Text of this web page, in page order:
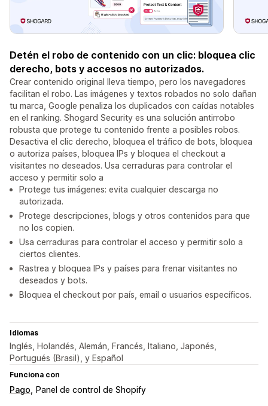
Detén el robo de contenido con un clic: bloquea clic
derecho, bots y accesos no autorizados.
Crear contenido original lleva tiempo, pero los navegadores
facilitan el robo. Las imágenes y textos robados no solo dañan
tu marca, Google penaliza los duplicados con caídas notables
en el ranking. Shogard Security es una solución antirrobo
robusta que protege tu contenido frente a posibles robos.
Desactiva el clic derecho, bloquea el tráfico de bots, bloquea
o autoriza países, bloquea IPs y bloquea el checkout a
visitantes no deseados. Usa cerraduras para controlar el
acceso y permitir solo a
Protege tus imágenes: evita cualquier descarga no
autorizada.
Protege descripciones, blogs y otros contenidos para que
no los copien.
Usa cerraduras para controlar el acceso y permitir solo a
ciertos clientes.
Rastrea y bloquea IPs y países para frenar visitantes no
deseados y bots.
Bloquea el checkout por país, email o usuarios específicos.
Idiomas
Inglés, Holandés, Alemán, Francés, Italiano, Japonés,
Portugués (Brasil), y Español
Funciona con
Pago Panel de control de Shopify